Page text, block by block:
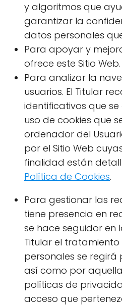
y algoritmos que
garantizar la
datos personales
Para apoyar y
ofrece este Sitio Web.
Para analizar la
usuarios. El Titular
identificativos que
uso de cookies que
ordenador del
por el Sitio Web
finalidad están
Política de Cookies.
Para gestionar las
tiene presencia en
se hace seguidor en
Titular el
personales se
así como por
políticas de
acceso que